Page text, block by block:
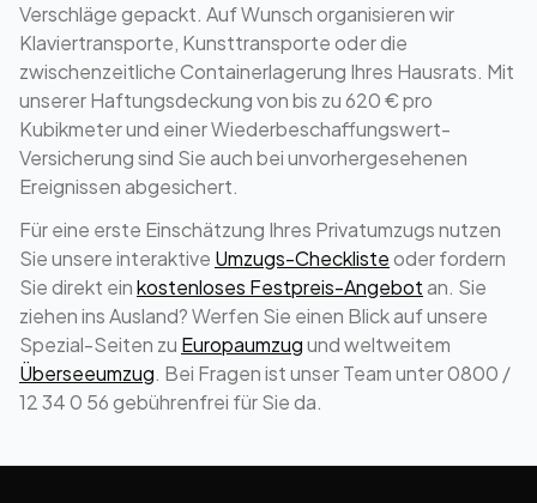
Verschläge gepackt. Auf Wunsch organisieren wir
Klaviertransporte, Kunsttransporte oder die
zwischenzeitliche Containerlagerung Ihres Hausrats. Mit
unserer Haftungsdeckung von bis zu 620 € pro
Kubikmeter und einer Wiederbeschaffungswert-
Versicherung sind Sie auch bei unvorhergesehenen
Ereignissen abgesichert.
Für eine erste Einschätzung Ihres Privatumzugs nutzen
Sie unsere interaktive Umzugs-Checklisteoder fordern
Sie direkt einkostenloses Festpreis-Angebotan. Sie
ziehen ins Ausland? Werfen Sie einen Blick auf unsere
Spezial-Seiten zu Europaumzugund weltweitem
Überseeumzug. Bei Fragen ist unser Team unter 0800 /
12 34 0 56 gebührenfrei für Sie da.